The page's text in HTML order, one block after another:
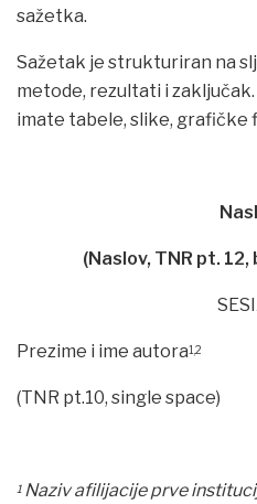
sažetka.
Sažetak je strukturiran na
metode, rezultati i
imate tabele, slike, grafičke
(Naslov, TNR pt.
Prezime i ime autora1,2
(TNR pt.10, single space)
1 Naziv afilijacije prve